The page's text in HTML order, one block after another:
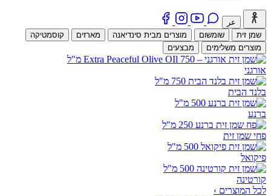
عر
שמן זית
שומשום מוצרים מבית סינדיאנה מארזים
קוסמטיקה
מוצרים משלימים
מבצעים
אורגני
בלנד הבית
ברנע
פחי שמן זית
פיקואל
קורטינה
לכל המוצרים ›